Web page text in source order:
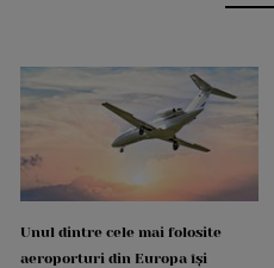
Unul dintre cele mai folosite
aeroporturi din Europa își